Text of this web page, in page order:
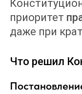
приоритет
даже при
Что решил